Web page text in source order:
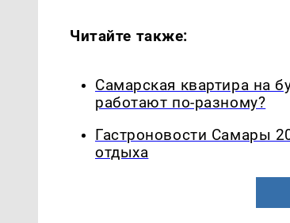
Читайте также:
Самарская квартира на
работают по-разному?
Гастроновости Самары
отдыха